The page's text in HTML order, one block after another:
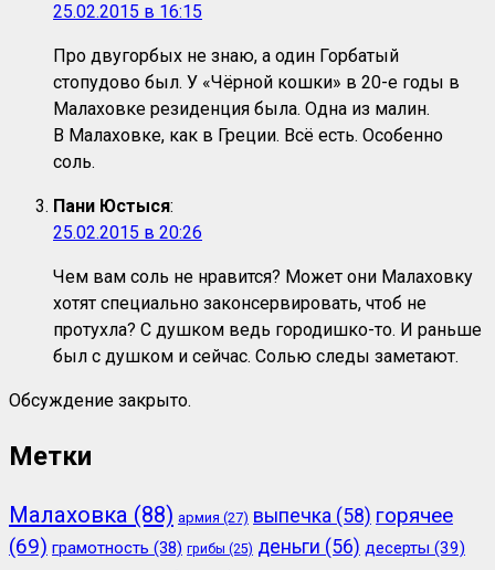
25.02.2015 в 16:15
Про двугорбых не знаю, а один Горбатый
стопудово был. У «Чёрной кошки» в 20-е годы в
Малаховке резиденция была. Одна из малин.
В Малаховке, как в Греции. Всё есть. Особенно
соль.
Пани Юстыся:
25.02.2015 в 20:26
Чем вам соль не нравится? Может они Малаховку
хотят специально законсервировать, чтоб не
протухла? С душком ведь городишко-то. И раньше
был с душком и сейчас. Солью следы заметают.
Обсуждение закрыто.
Метки
Малаховка (88) армия (27) выпечка (58) горячее
(69) грамотность (38) грибы (25) деньги (56) десерты (39)